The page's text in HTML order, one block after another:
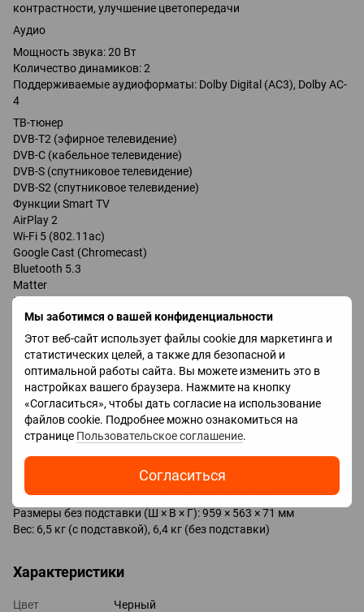
Мы заботимся о вашей конфиденциальности
Этот веб-сайт использует файлы cookie для маркетинга и
статистических целей, а также для безопасной и
оптимальной работы сайта. Вы можете изменить это в
настройках вашего браузера. Нажмите на кнопку
«Согласиться», чтобы дать согласие на использование
файлов cookie. Подробнее можно ознакомиться на
странице Пользовательское соглашение.
Согласиться
контрастности, улучшение цветопередачи
Аудио
Мощность звука: 20 Вт
Количество динамиков: 2
Поддерживаемые аудиоформаты: Dolby Digital (AC3), Dolby AC-
4
ТВ-тюнер
DVB-T2 (эфирное телевидение)
DVB-C (кабельное телевидение)
DVB-S (спутниковое телевидение)
DVB-S2 (спутниковое телевидение)
Функции Smart TV
AirPlay 2
Wi-Fi 5 (802.11ac)
Google Cast (Chromecast)
Bluetooth 5.3
Matter
Голосовое управление
Amazon Alexa
Google Assistant
Разъёмы
HDMI: 3
Технологии HDMI: eARC, CEC, ALLM, VRR, HGiG
USB: 1 × USB-A (USB 2.0)
LAN (Ethernet): есть
Дополнительная информация
Настенное крепление: VESA 300 × 200 мм
Тип подставки: две отдельные ножки
Размеры с подставкой (Ш × В × Г): 959 × 618 × 200 мм
Размеры без подставки (Ш × В × Г): 959 × 563 × 71 мм
Вес: 6,5 кг (с подставкой), 6,4 кг (без подставки)
Характеристики
Цвет
Черный